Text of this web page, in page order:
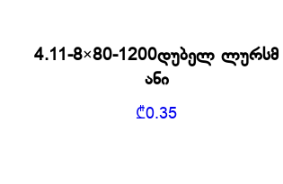
4.11-8×80-1200დუბელ ლურსმ
ანი
₾0.35